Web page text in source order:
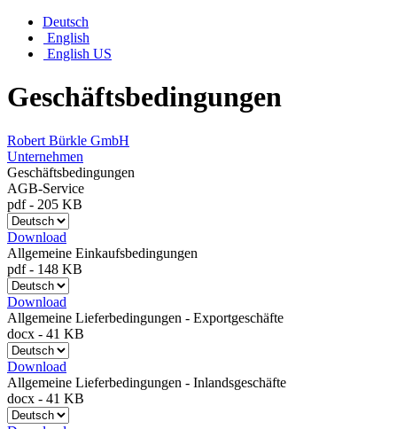
Deutsch
English
English US
Geschäftsbedingungen
Robert Bürkle GmbH
Unternehmen
Geschäftsbedingungen
AGB-Service
pdf- 205 KB
Download
Allgemeine Einkaufsbedingungen
pdf- 148 KB
Download
Allgemeine Lieferbedingungen - Exportgeschäfte
docx - 41 KB
Download
Allgemeine Lieferbedingungen - Inlandsgeschäfte
docx - 41 KB